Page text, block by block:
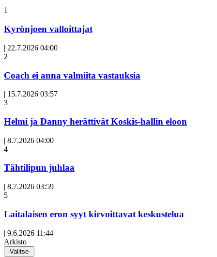
1
Kyrönjoen valloittajat
| 22.7.2026 04:00
Avoin
2
Coach ei anna valmiita vastauksia
| 15.7.2026 03:57
3
Helmi ja Danny herättivät Koskis-hallin eloon
| 8.7.2026 04:00
Avoin
4
Tähtilipun juhlaa
| 8.7.2026 03:59
Avoin
5
Laitalaisen eron syyt kirvoittavat keskustelua
| 9.6.2026 11:44
Arkisto
-Valitse-